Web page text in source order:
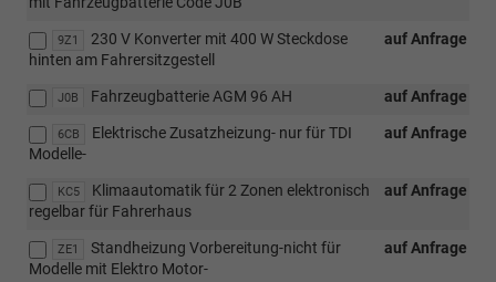
9Z1 auf Anfrage
230 V Konverter mit 400 W Steckdose
hinten am Fahrersitzgestell
J0B auf Anfrage
Fahrzeugbatterie AGM 96 AH
6CB auf Anfrage
Elektrische Zusatzheizung- nur für TDI
Modelle-
KC5 auf Anfrage
Klimaautomatik für 2 Zonen elektronisch
regelbar für Fahrerhaus
ZE1 auf Anfrage
Standheizung Vorbereitung-nicht für
Modelle mit Elektro Motor-